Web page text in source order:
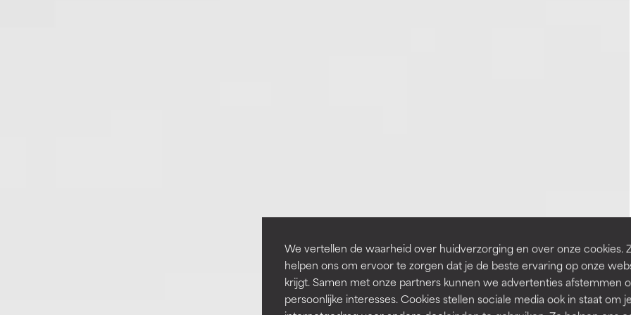
We vertellen de waarheid over huidverzorging en over onze cookies.
helpen ons om ervoor te zorgen dat je de beste ervaring op onze
krijgt. Samen met onze partners kunnen we advertenties afstemmen
persoonlijke interesses. Cookies stellen sociale media ook in staat om je